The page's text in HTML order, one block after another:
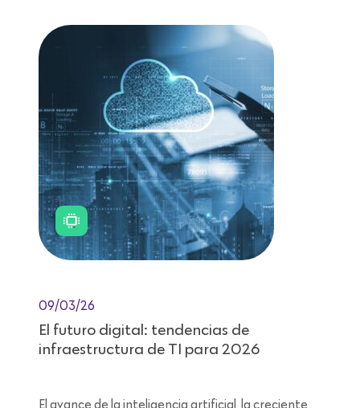
09/03/26
El futuro digital: tendencias de
infraestructura de TI para 2026
El avance de la inteligencia artificial, la creciente